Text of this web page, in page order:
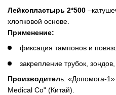
Лейкопластырь 2*500
хлопковой основе.
Применение:
фиксация тампонов и
закрепление трубок,
Производитель: «Допомога-
Medical Co" (Китай).